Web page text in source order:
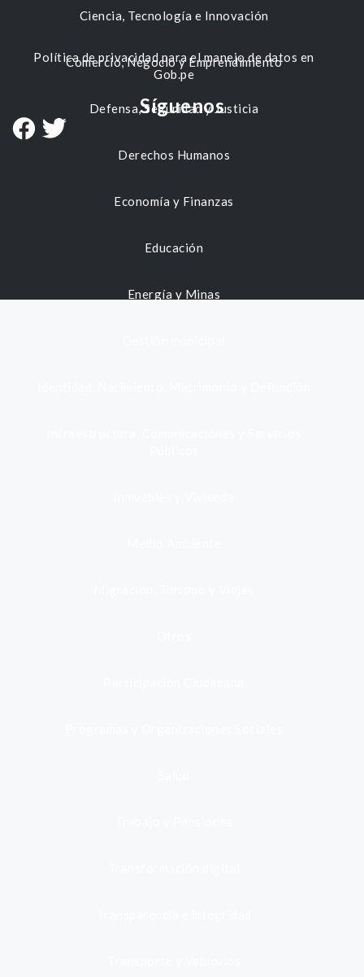
Ciencia, Tecnología e Innovación
Comercio, Negocio y Emprendimiento
Defensa, Seguridad y Justicia
Derechos Humanos
Economía y Finanzas
Educación
Energía y Minas
Política de privacidad para el manejo de datos en
Gob.pe
Síguenos